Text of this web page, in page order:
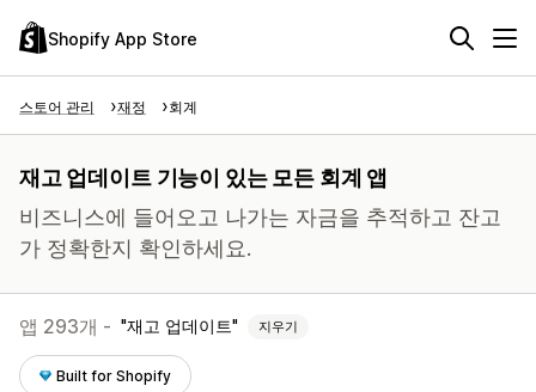
Shopify App Store
스토어 관리 재정 회계
재고 업데이트 기능이 있는 모든 회계 앱
비즈니스에 들어오고 나가는 자금을 추적하고 잔고
가 정확한지 확인하세요.
앱 293개 - 재고 업데이트 지우기
Built for Shopify